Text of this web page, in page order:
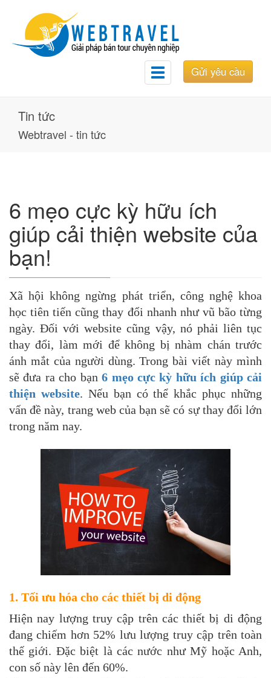
Gửi yêu cầu
Toggle
navigation
Tin tức
Webtravel - tin tức
6 mẹo cực kỳ hữu ích
giúp cải thiện website của
bạn!
Xã hội không ngừng phát triển, công nghệ khoa
học tiên tiến cũng thay đổi nhanh như vũ bão từng
ngày. Đối với website cũng vậy, nó phải liên tục
thay đổi, làm mới để không bị nhàm chán trước
ánh mắt của người dùng. Trong bài viết này mình
sẽ đưa ra cho bạn6 mẹo cực kỳ hữu ích giúp cải
thiện website. Nếu bạn có thể khắc phục những
vấn đề này, trang web của bạn sẽ có sự thay đổi lớn
trong năm nay.
1. Tối ưu hóa cho các thiết bị di động
Hiện nay lượng truy cập trên các thiết bị di động
đang chiếm hơn 52% lưu lượng truy cập trên toàn
thế giới. Đặc biệt là các nước như Mỹ hoặc Anh,
con số này lên đến 60%.